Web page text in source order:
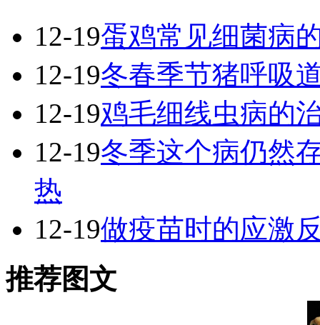
12-19蛋鸡常见细菌病
12-19冬春季节猪呼吸
12-19鸡毛细线虫病的
12-19冬季这个病仍然
热
12-19做疫苗时的应激
推荐图文